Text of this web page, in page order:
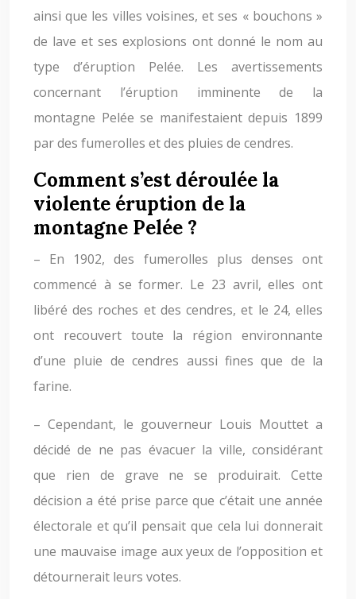
ainsi que les villes voisines, et ses « bouchons »
de lave et ses explosions ont donné le nom au
type d’éruption Pelée. Les avertissements
concernant l’éruption imminente de la
montagne Pelée se manifestaient depuis 1899
par des fumerolles et des pluies de cendres.
Comment s’est déroulée la
violente éruption de la
montagne Pelée ?
– En 1902, des fumerolles plus denses ont
commencé à se former. Le 23 avril, elles ont
libéré des roches et des cendres, et le 24, elles
ont recouvert toute la région environnante
d’une pluie de cendres aussi fines que de la
farine.
– Cependant, le gouverneur Louis Mouttet a
décidé de ne pas évacuer la ville, considérant
que rien de grave ne se produirait. Cette
décision a été prise parce que c’était une année
électorale et qu’il pensait que cela lui donnerait
une mauvaise image aux yeux de l’opposition et
détournerait leurs votes.